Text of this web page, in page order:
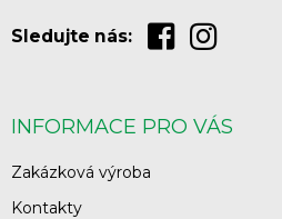
Sledujte nás:
INFORMACE PRO VÁS
Zakázková výroba
Kontakty